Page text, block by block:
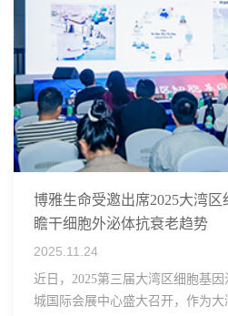
博雅生命受邀出席2025大湾
瞻干细胞外泌体抗衰老趋势
2025.11.24
近日，2025第三届大湾区细胞基
城国际会展中心盛大召开，作为